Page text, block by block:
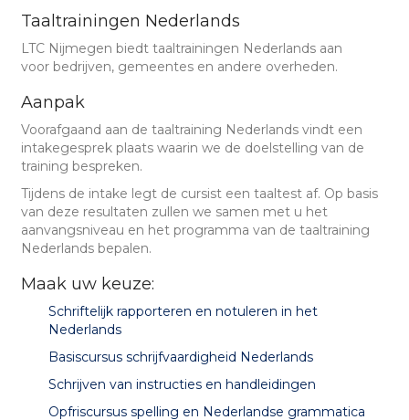
Taaltrainingen Nederlands
LTC Nijmegen biedt taaltrainingen Nederlands aan
voor bedrijven, gemeentes en andere overheden.
Aanpak
Voorafgaand aan de taaltraining Nederlands vindt een
intakegesprek plaats waarin we de doelstelling van de
training bespreken.
Tijdens de intake legt de cursist een taaltest af. Op basis
van deze resultaten zullen we samen met u het
aanvangsniveau en het programma van de taaltraining
Nederlands bepalen.
Maak uw keuze:
Schriftelijk rapporteren en notuleren in het
Nederlands
Basiscursus schrijfvaardigheid Nederlands
Schrijven van instructies en handleidingen
Opfriscursus spelling en Nederlandse grammatica